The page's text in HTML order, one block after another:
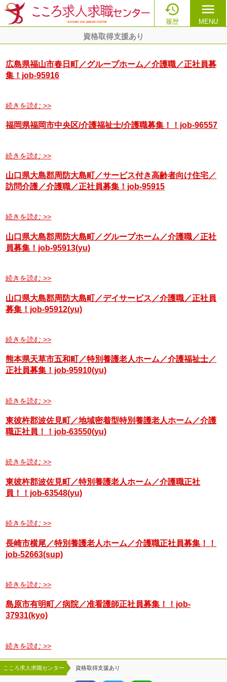

履歴
menu
MENU
資格取得支援あり
広島県福山市春日町／グループホーム／介護職／正社員募
集！job-95916
続きを読む >>
福岡県福岡市中央区/介護福祉士/介護職募集！！job-96557
続きを読む >>
山口県大島郡周防大島町／サービス付き高齢者向け住宅／
訪問介護／介護職／正社員募集！job-95915
続きを読む >>
山口県大島郡周防大島町／グループホーム／介護職／正社
員募集！job-95913(yu)
続きを読む >>
山口県大島郡周防大島町／デイサービス／介護職／正社員
募集！job-95912(yu)
続きを読む >>
熊本県天草市五和町／特別養護老人ホーム／介護福祉士／
正社員募集！job-95910(yu)
続きを読む >>
東彼杵郡波佐見町／地域密着型特別養護老人ホーム／介護
職正社員！！job-63550(yu)
続きを読む >>
東彼杵郡波佐見町／特別養護老人ホーム／介護職正社
員！！job-63548(yu)
続きを読む >>
長崎市横尾／特別養護老人ホーム／介護職正社員募集！！
job-52663(sup)
続きを読む >>
島原市有明町／病院／准看護師正社員募集！！job-
37931(kyo)
続きを読む >>
こころ求人求職センター 資格取得支援あり